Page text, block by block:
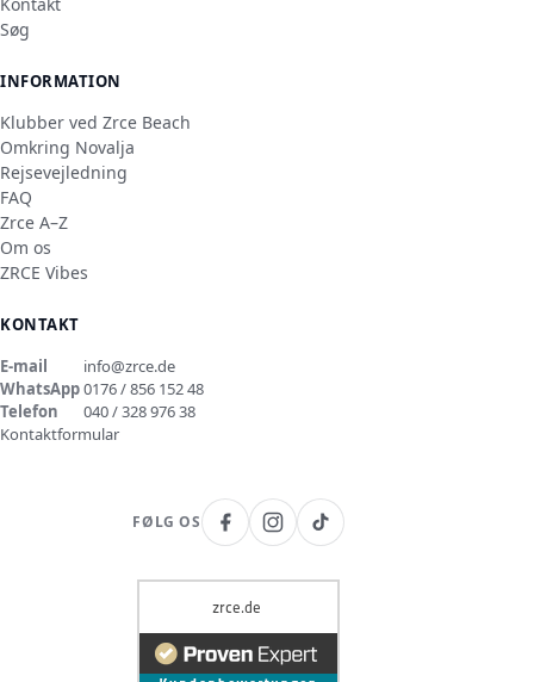
Søg
INFORMATION
Klubber ved Zrce Beach
Omkring Novalja
Rejsevejledning
FAQ
Zrce A–Z
Om os
ZRCE Vibes
KONTAKT
E-mail
info@zrce.de
WhatsApp0176 / 856 152 48
Telefon
040 / 328 976 38
Kontaktformular
FØLG OS